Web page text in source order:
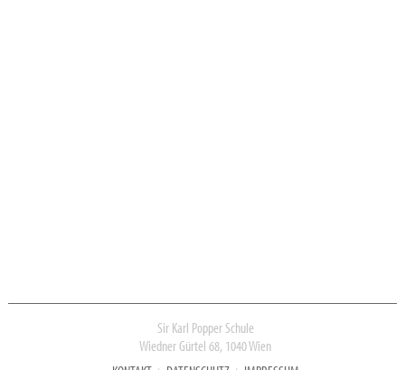
Sir Karl Popper Schule
Wiedner Gürtel 68, 1040 Wien